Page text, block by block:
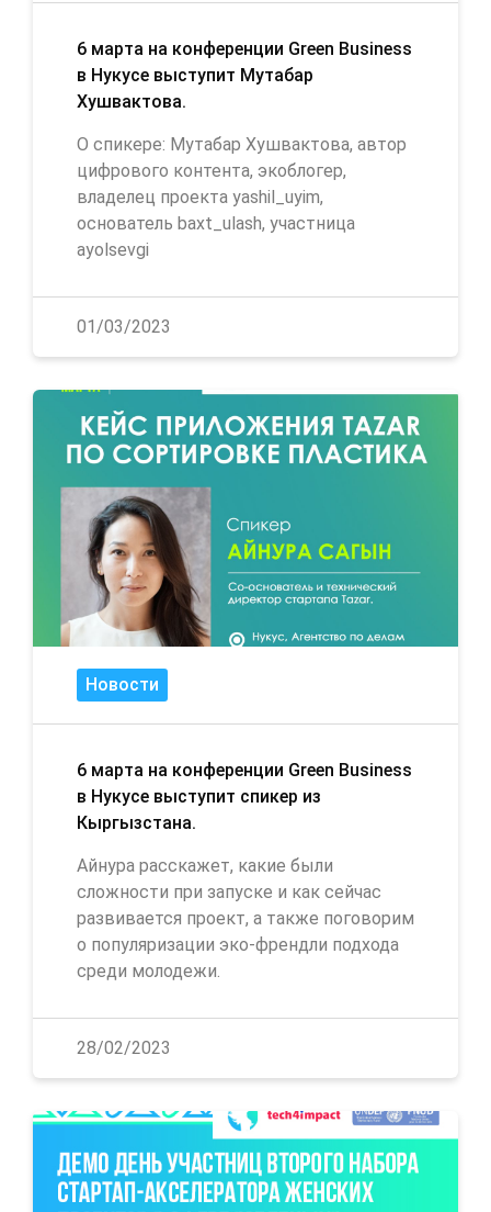
6 марта на конференции Green Business
в Нукусе выступит Мутабар
Хушвактова.
О спикере: Мутабар Хушвактова, автор
цифрового контента, экоблогер,
владелец проекта yashil_uyim,
основатель baxt_ulash, участница
ayolsevgi
01/03/2023
Новости
6 марта на конференции Green Business
в Нукусе выступит спикер из
Кыргызстана.
Айнура расскажет, какие были
сложности при запуске и как сейчас
развивается проект, а также поговорим
о популяризации эко-френдли подхода
среди молодежи.
28/02/2023